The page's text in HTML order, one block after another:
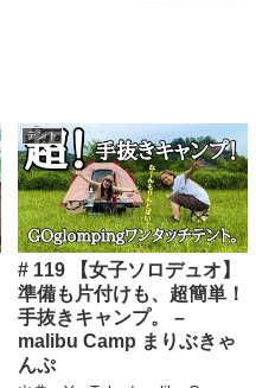
テント
# 119 【女子ソロデュオ】
準備も片付けも、超簡単！
手抜きキャンプ。 –
malibu Camp まりぶきゃ
んぷ